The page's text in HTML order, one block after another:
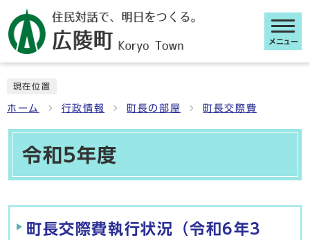
メニュー
現在位置
ホーム 行政情報 町長の部屋 町長交際費
令和5年度
メインメニュー
町長交際費執行状況（令和6年3